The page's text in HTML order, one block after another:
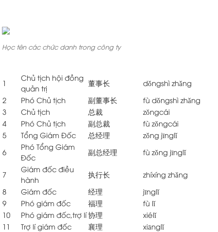
Học tên các chức danh trong công ty
1
Chủ tịch hội đồng
quản trị
董事长
dǒngshì zhǎng
2
Phó Chủ tịch 副董事长
fù dǒngshì zhǎng
3
Chủ tịch 总裁
zǒngcái
4
Phó Chủ tịch 副总裁
fù zǒngcái
5
Tổng Giám Đốc 总经理
zǒng jīnglǐ
6
Phó Tổng Giám
Đốc
副总经理 fù zǒng jīnglǐ
7
Giám đốc điều
hành
执行长
zhíxíng zhǎng
8
Giám đốc 经理
jīnglǐ
9
Phó giám đốc 福理
fù lǐ
10
Phó giám đốc,trợ lí协理
xiélǐ
11
Trợ lí giám đốc 襄理
xiānglǐ